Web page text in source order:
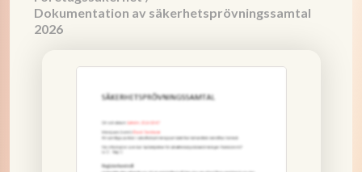
Dokumentation av säkerhetsprövningssamtal
2026